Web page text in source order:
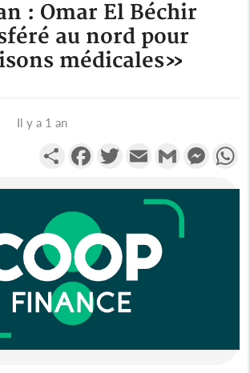
: Omar El Béchir
au nord pour
médicales»
Il y a 1 an
PartagerFacebookTwitterEmail Gmail